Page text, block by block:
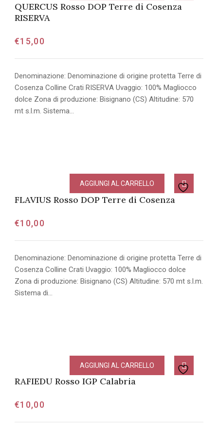
QUERCUS Rosso DOP Terre di Cosenza
RISERVA
€15,00
Denominazione: Denominazione di origine protetta Terre di
Cosenza Colline Crati RISERVA Uvaggio: 100% Magliocco
dolce Zona di produzione: Bisignano (CS) Altitudine: 570
mt s.l.m. Sistema…
FLAVIUS Rosso DOP Terre di Cosenza
€10,00
AGGIUNGI AL CARRELLO
Denominazione: Denominazione di origine protetta Terre di
Cosenza Colline Crati Uvaggio: 100% Magliocco dolce
Zona di produzione: Bisignano (CS) Altitudine: 570 mt s.l.m.
Sistema di…
RAFIEDU Rosso IGP Calabria
€10,00
AGGIUNGI AL CARRELLO